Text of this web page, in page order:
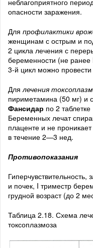
неблагоприятного
опасности заражения.
Для профилактики
женщинам с острым и
2 цикла лечения с
беременности (не
3-й цикл можно
Длялечения
пириметамина (50 мг) и
Фансидар по 2
Беременных лечат
плаценте и не
в течение 2—3 нед.
Противопоказания
Гиперчувствительность,
и почек, I триместр
грудной возраст (до 2
Таблица 2.18. Схема
токсоплазмоза